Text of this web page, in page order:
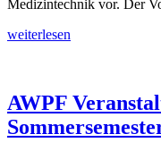
Medizintechnik vor. Der
weiterlesen
AWPF